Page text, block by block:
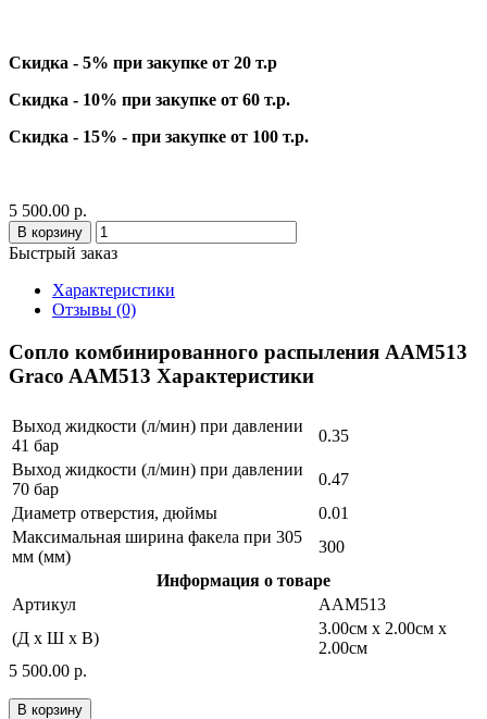
Скидка - 5% при закупке от 20 т.р
Скидка - 10% при закупке от 60 т.р.
Скидка - 15% - при закупке от 100 т.р.
5 500.00 р.
В корзину
Быстрый заказ
Характеристики
Отзывы (0)
Сопло комбинированного распыления AAM513
Graco AAM513 Характеристики
Выход жидкости (л/мин) при давлении
41 бар
0.35
Выход жидкости (л/мин) при давлении
70 бар
0.47
Диаметр отверстия, дюймы
0.01
Максимальная ширина факела при 305
мм (мм)
300
Информация о товаре
Артикул
AAM513
(Д x Ш x В)
3.00см x 2.00см x
2.00см
5 500.00 р.
В корзину